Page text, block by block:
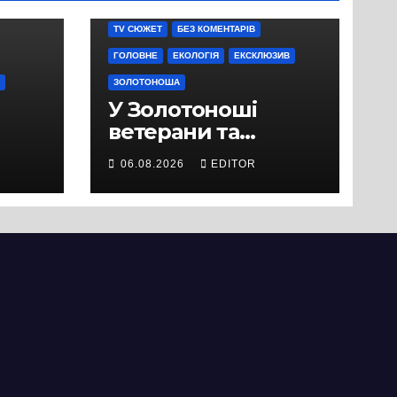
TV СЮЖЕТ БЕЗ КОМЕНТАРІВ
ГОЛОВНЕ ЕКОЛОГІЯ ЕКСКЛЮЗИВ
ЗОЛОТОНОША
У Золотоноші
ветерани та
місцеві жителі
вийшли на
протест до стін
06.08.2026 EDITOR